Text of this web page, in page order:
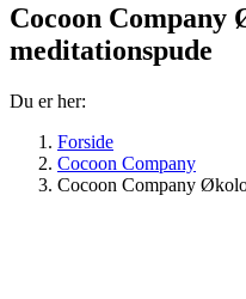
Cocoon Company
meditationspude
Du er her:
Forside
Cocoon Company
Cocoon Company